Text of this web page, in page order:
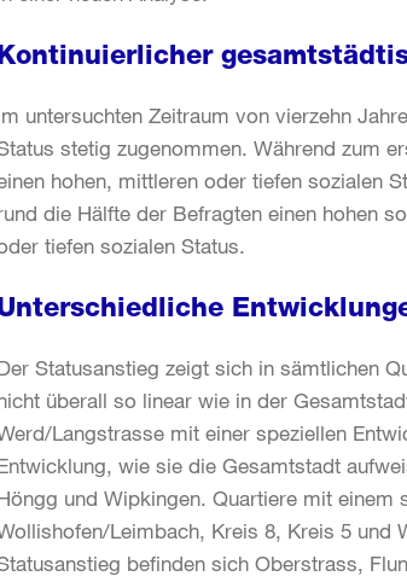
untersuchten Zeitraum von vierzehn
stetig zugenommen. Während zum
hohen, mittleren oder tiefen sozialen
die Hälfte der Befragten einen hohen
tiefen sozialen Status.
Statusanstieg zeigt sich in sämtlichen
überall so linear wie in der
Langstrasse mit einer speziellen
wie sie die Gesamtstadt
und Wipkingen. Quartiere mit einem
Leimbach, Kreis 8, Kreis 5 und
befinden sich Oberstrass,